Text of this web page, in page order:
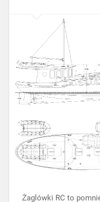
Żaglówki RC to